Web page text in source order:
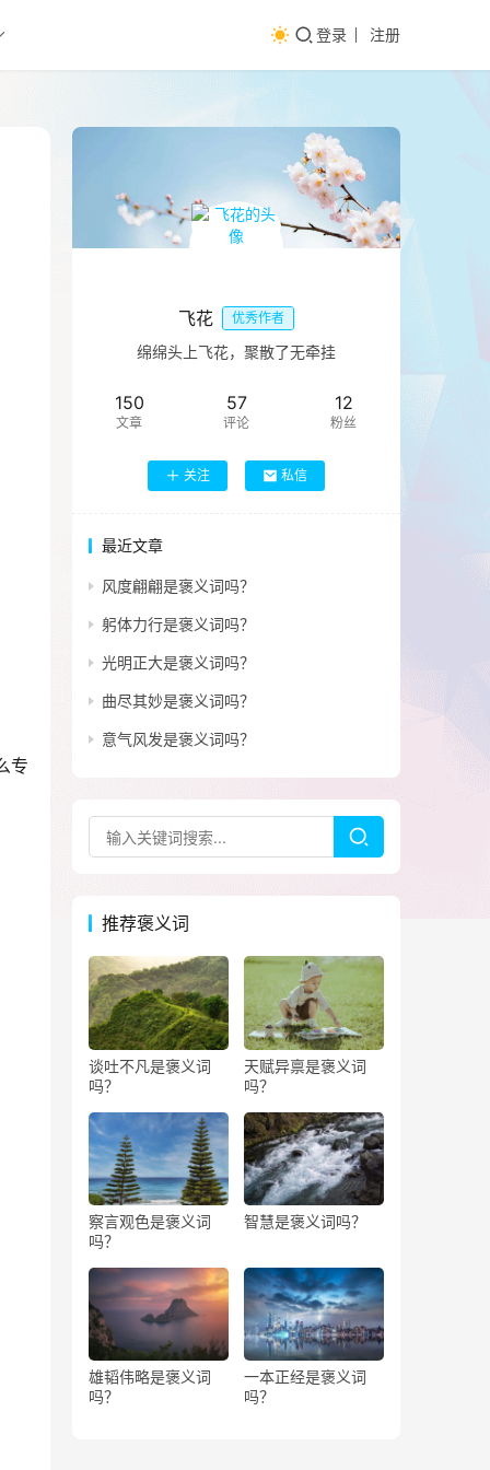
登录 注册
专
飞花 优秀作者
绵绵头上飞花，聚散了无牵挂
150
文章
57
评论
12
粉丝
关注 私信
最近文章
风度翩翩是褒义词吗？
躬体力行是褒义词吗？
光明正大是褒义词吗？
曲尽其妙是褒义词吗？
意气风发是褒义词吗？
推荐褒义词
谈吐不凡是褒义词
吗？
天赋异禀是褒义词
吗？
察言观色是褒义词
吗？
智慧是褒义词吗？
雄韬伟略是褒义词
吗？
一本正经是褒义词
吗？